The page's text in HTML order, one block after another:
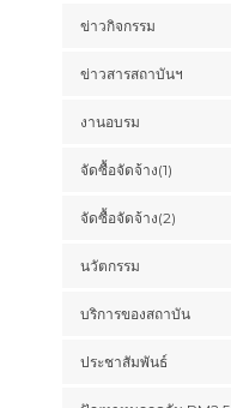
ข่าวกิจกรรม
ข่าวสารสถาบันฯ
งานอบรม
จัดซื้อจัดจ้าง(1)
จัดซื้อจัดจ้าง(2)
นวัตกรรม
บริการของสถาบัน
ประชาสัมพันธ์